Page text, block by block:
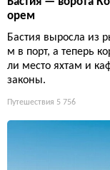
орем
Бастия выросла из
м в порт, а теперь
ли место яхтам и
законы.
Путешествия 5 756